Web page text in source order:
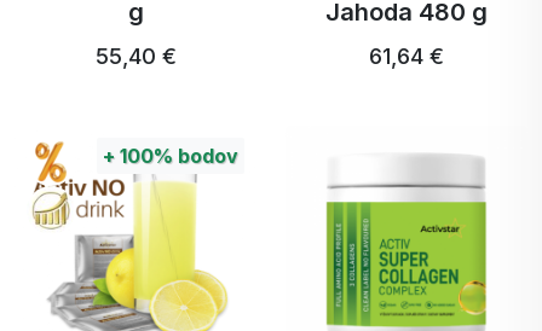
g
55,40 €
Jahoda 480 g
61,64 €
+ 100% bodov